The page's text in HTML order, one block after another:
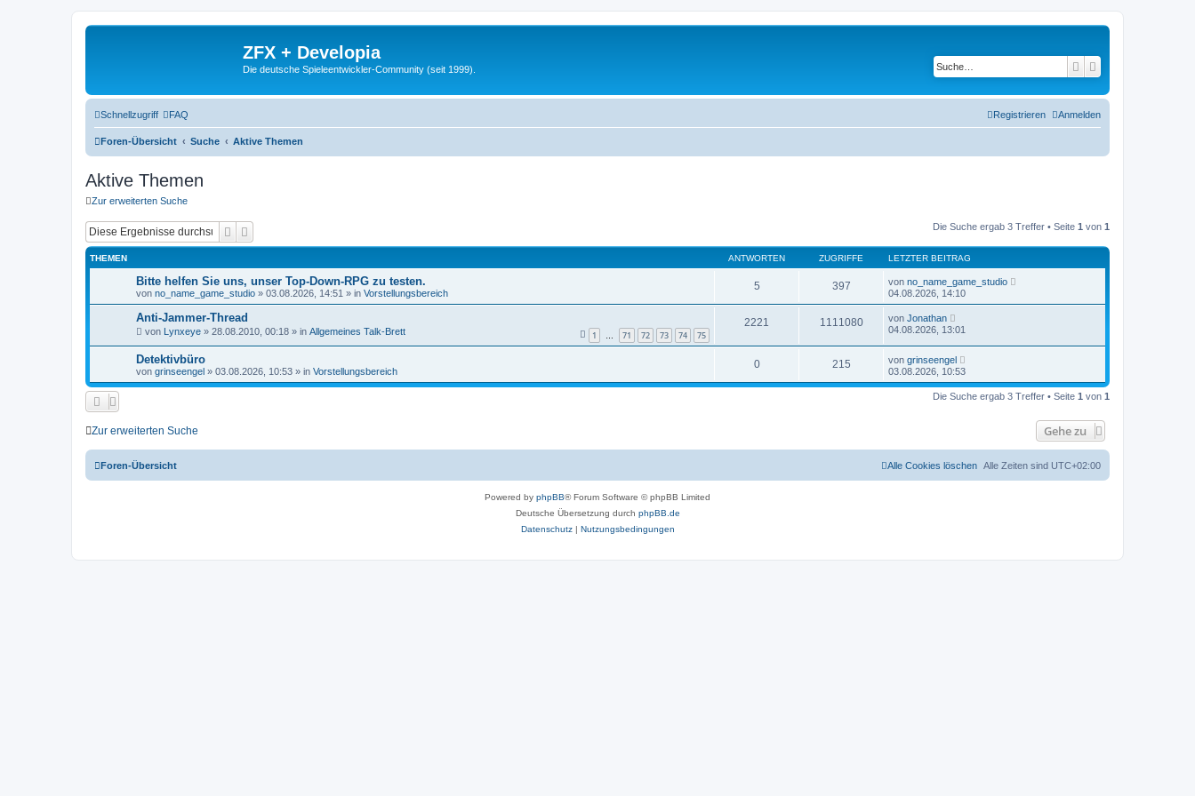
ZFX + Developia
Die deutsche Spieleentwickler-Community (seit 1999). Suche
Schnellzugriff FAQ Anmelden
Registrieren
Foren-Übersicht Suche Aktive Themen
Aktive Themen
Zur erweiterten Suche
Suche Die Suche ergab 3 Treffer • Seite 1 von 1
THEMEN ANTWORTEN ZUGRIFFE LETZTER BEITRAG
Bitte helfen Sie uns, unser Top-Down-RPG zu testen.
von no_name_game_studio » 03.08.2026, 14:51 » in Vorstellungsbereich
5 397 von no_name_game_studio
04.08.2026, 14:10
Anti-Jammer-Thread
von Lynxeye » 28.08.2010, 00:18 » in Allgemeines Talk-Brett 1 … 71 72 73 74 75
2221 1111080 von Jonathan
04.08.2026, 13:01
Detektivbüro
von grinseengel » 03.08.2026, 10:53 » in Vorstellungsbereich
0 215 von grinseengel
03.08.2026, 10:53
Die Suche ergab 3 Treffer • Seite 1 von 1
Zur erweiterten Suche Gehe zu
Foren-Übersicht Alle Zeiten sind UTC+02:00
Alle Cookies löschen
Powered by phpBB® Forum Software © phpBB Limited
Deutsche Übersetzung durch phpBB.de
Datenschutz| Nutzungsbedingungen